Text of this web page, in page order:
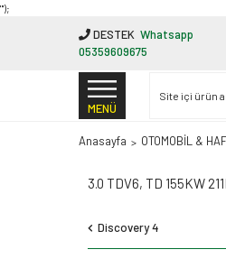
"');
DESTEK Whatsapp
05359609675
MENÜ
Anasayfa OTOMOBİL &
3.0 TDV6, TD 155KW
Discovery 4